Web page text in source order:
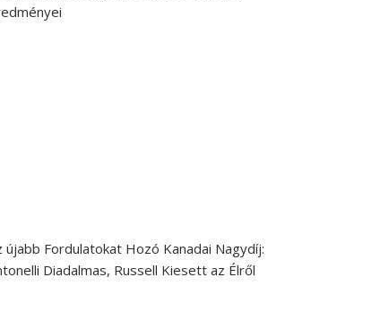
újabb Fordulatokat Hozó Kanadai Nagydíj:
Diadalmas, Russell Kiesett az Élről